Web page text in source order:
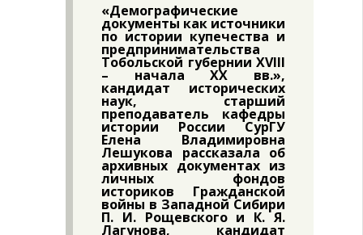
«Демографические
документы как источники
по истории купечества и
предпринимательства
Тобольской губернии XVIII
– начала XX вв.»,
кандидат исторических
наук, старший
преподаватель кафедры
истории России СурГУ
Елена Владимировна
Лешукова рассказала об
архивных документах из
личных фондов
историков Гражданской
войны в Западной Сибири
П. И. Рощевского и К. Я.
Лагунова, кандидат